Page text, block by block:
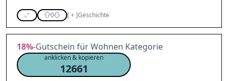
0 [+]Geschichte
18%-Gutschein für Wohnen Kategorie
anklicken & kopieren
12661